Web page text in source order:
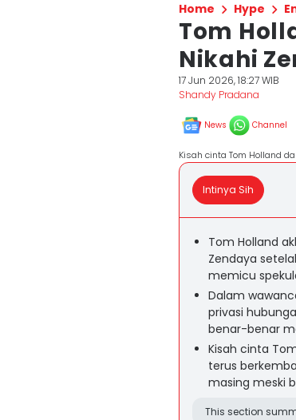
Home Hype
Tom
Nikahi
17 Jun 2026, 18:27 WIB
Shandy Pradana
News Channel
Kisah cinta Tom Holland
Intinya Sih
Tom Holland
Zendaya
memicu
Dalam
privasi
benar-benar
Kisah cinta
terus
masing meski
This section